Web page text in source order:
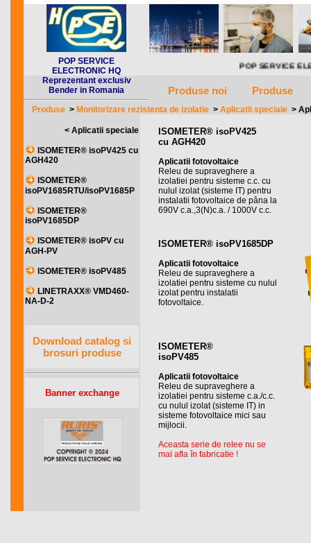
POP SERVICE
ELECTRONIC HQ
POP SERVICE
Reprezentant exclusiv
Bender in Romania
Produse noi Produse
Produse > Monitorizare rezistenta de izolatie > Aplicatii speciale >
< Aplicatii speciale
ISOMETER® isoPV425 cu
AGH420
ISOMETER®
isoPV1685RTU/isoPV1685P
ISOMETER®
isoPV1685DP
ISOMETER® isoPV cu
AGH-PV
ISOMETER® isoPV485
LINETRAXX® VMD460-
NA-D-2
Download catalog si
brosuri produse
Banner exchange
ISOMETER® isoPV425
cu AGH420
Aplicatii fotovoltaice
Releu de supraveghere a
izolatiei pentru sisteme c.c. cu
nulul izolat (sisteme IT) pentru
instalatii fotovoltaice de pâna la
690V c.a.,3(N)c.a. / 1000V c.c.
ISOMETER® isoPV1685DP
Aplicatii fotovoltaice
Releu de supraveghere a
izolatiei pentru sisteme cu nulul
izolat pentru instalatii
fotovoltaice.
ISOMETER®
isoPV485
Aplicatii fotovoltaice
Releu de supraveghere a
izolatiei pentru sisteme c.a./c.c.
cu nulul izolat (sisteme IT) in
sisteme fotovoltaice mici sau
mijlocii.
Aceasta serie de relee nu se
mai afla în fabricatie !